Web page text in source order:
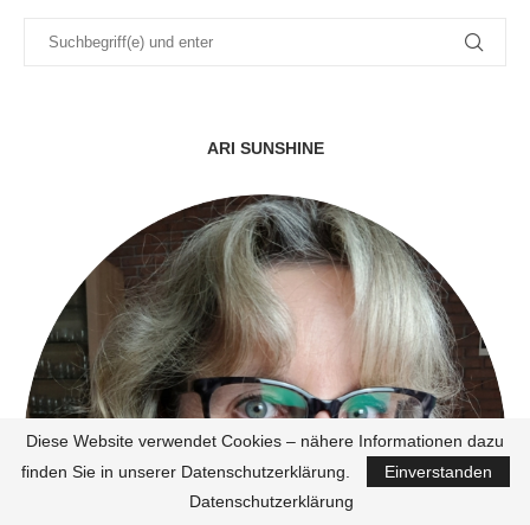
ARI SUNSHINE
Diese Website verwendet Cookies – nähere Informationen dazu
finden Sie in unserer Datenschutzerklärung.
Einverstanden
Datenschutzerklärung